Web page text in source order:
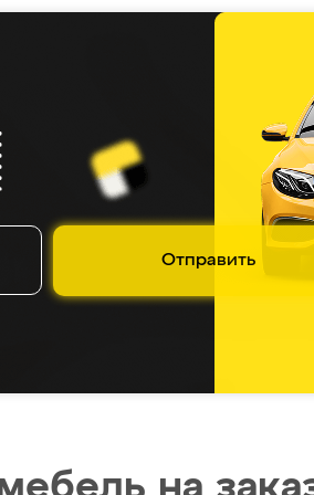
Отправить